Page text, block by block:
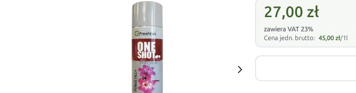
27,00 zł
zawiera VAT 23%
Cena jedn. brutto: 45,00zł/1l